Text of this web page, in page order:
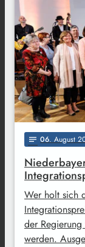
notes 06. August
Wer holt sich
der
werden.